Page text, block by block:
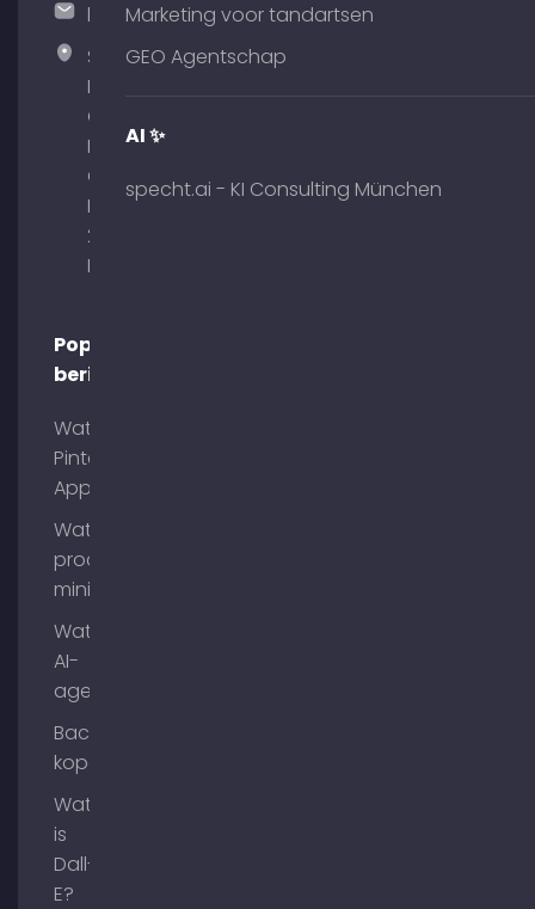
hallo@timospecht.de
Specht
Marketing
GmbH –
Palais am
Obelisk
Briennerstr.
29 80333
München
Populaire
berichten
Wat is
Pinterest
App?
Wat is
process
mining?
Wat zijn
AI-
agenten?
Backlinks
kopen
Wat
is
Dall-
E?
Marketing voor tandartsen
GEO Agentschap
AI ✨
specht.ai - KI Consulting München